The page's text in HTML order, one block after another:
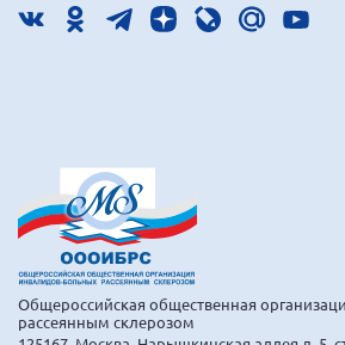
Смоленская область
Тульская область
Ульяновская область
Челябинская область
Ярославская область
Общероссийская общественная
рассеянным склерозом